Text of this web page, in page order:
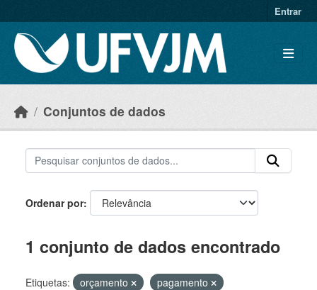
Entrar
Conjuntos de dados
Ordenar por
1 conjunto de dados encontrado
Etiquetas: orçamento
pagamento